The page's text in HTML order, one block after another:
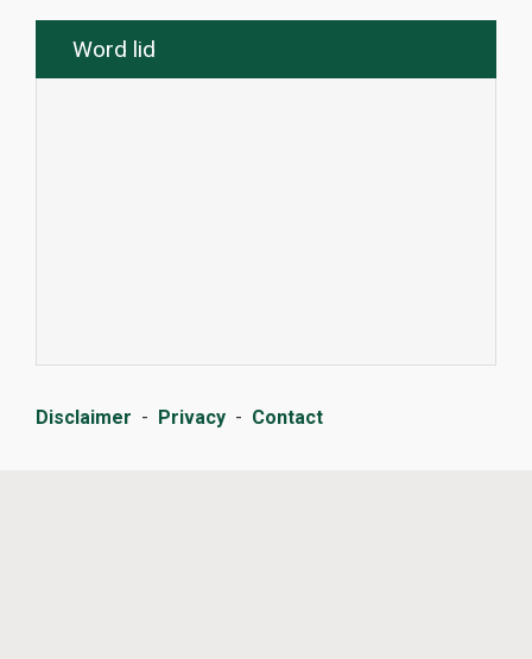
Word lid
Disclaimer - Privacy - Contact